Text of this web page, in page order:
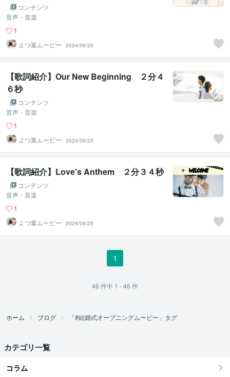
コンテンツ
音声・音楽
1
よつ葉ムービー
2024/09/25
【歌詞紹介】Our New Beginning ２分４
６秒
コンテンツ
音声・音楽
1
よつ葉ムービー
2024/09/25
【歌詞紹介】Love's Anthem ２分３４秒
コンテンツ
音声・音楽
1
よつ葉ムービー
2024/09/25
1
46 件中 1 - 46 件
ホーム ブログ 「#結婚式オープニングムービー」タグ
カテゴリ一覧
コラム